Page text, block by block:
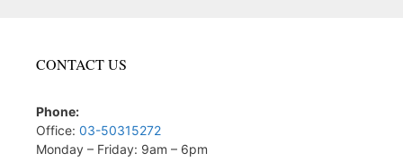
CONTACT US
Phone:
Office: 03-50315272
Monday – Friday: 9am – 6pm